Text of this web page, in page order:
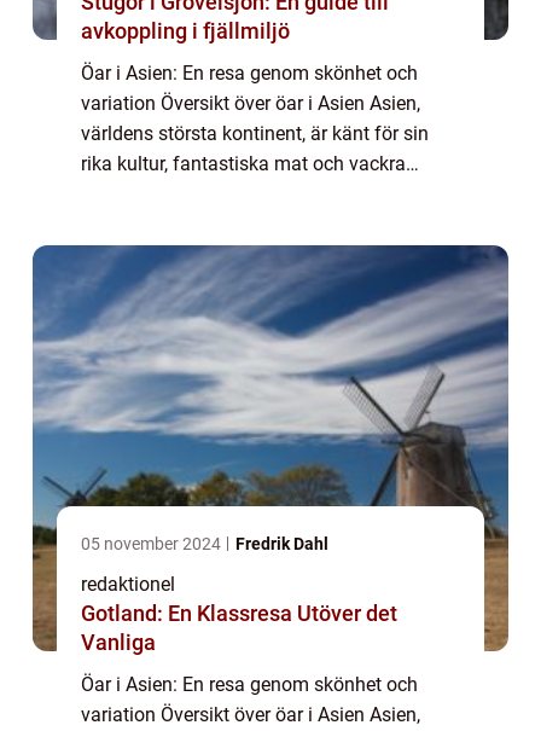
avkoppling i fjällmiljö
Öar i Asien: En resa genom skönhet och
variation Översikt över öar i Asien Asien,
världens största kontinent, är känt för sin
rika kultur, fantastiska mat och vackra
05 november 2024 Fredrik Dahl
redaktionel
Gotland: En Klassresa Utöver det
Vanliga
Öar i Asien: En resa genom skönhet och
variation Översikt över öar i Asien Asien,